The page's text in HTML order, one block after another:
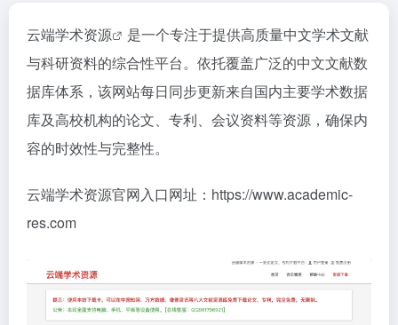
云端学术资源
是一个专注于提供高质量中文学术文献
与科研资料的综合性平台。依托覆盖广泛的中文文献数
据库体系，该网站每日同步更新来自国内主要学术数据
库及高校机构的论文、专利、会议资料等资源，确保内
容的时效性与完整性。
云端学术资源官网入口网址：https://www.academic-
res.com